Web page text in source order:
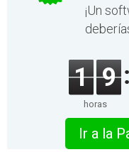
¡Un
1 9
horas
Ir a la